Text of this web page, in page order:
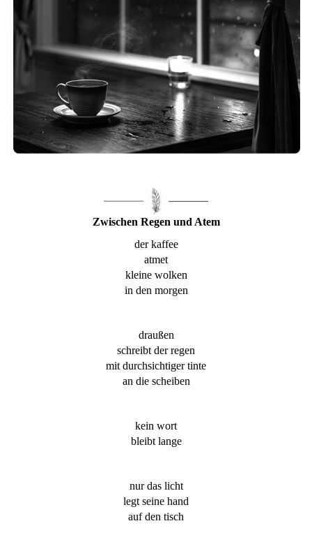
Zwischen Regen und Atem
der kaffee
atmet
kleine wolken
in den morgen
draußen
schreibt der regen
mit durchsichtiger tinte
an die scheiben
kein wort
bleibt lange
nur das licht
legt seine hand
auf den tisch